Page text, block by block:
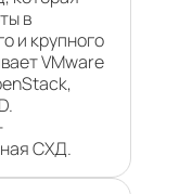
в
и крупного
VMware
СХД.